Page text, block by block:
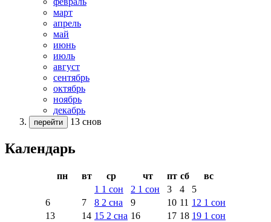
март
апрель
май
июнь
июль
август
сентябрь
октябрь
ноябрь
декабрь
перейти 13 снов
Календарь
пн вт ср чт пт сб
вс
1 1 сон 2 1 сон 3 4
5
6
7 8 2 сна 9 10 11 12 1 сон
13
14 15 2 сна 16 17 18 19 1 сон